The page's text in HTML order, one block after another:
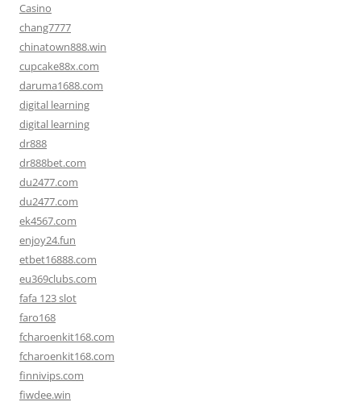
Casino
chang7777
chinatown888.win
cupcake88x.com
daruma1688.com
digital learning
digital learning
dr888
dr888bet.com
du2477.com
du2477.com
ek4567.com
enjoy24.fun
etbet16888.com
eu369clubs.com
fafa 123 slot
faro168
fcharoenkit168.com
fcharoenkit168.com
finnivips.com
fiwdee.win